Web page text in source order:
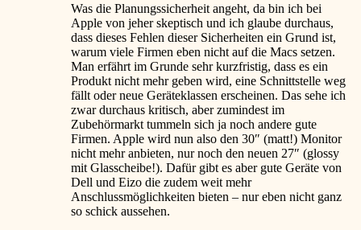
Was die Planungssicherheit angeht, da bin ich bei
Apple von jeher skeptisch und ich glaube durchaus,
dass dieses Fehlen dieser Sicherheiten ein Grund ist,
warum viele Firmen eben nicht auf die Macs setzen.
Man erfährt im Grunde sehr kurzfristig, dass es ein
Produkt nicht mehr geben wird, eine Schnittstelle weg
fällt oder neue Geräteklassen erscheinen. Das sehe ich
zwar durchaus kritisch, aber zumindest im
Zubehörmarkt tummeln sich ja noch andere gute
Firmen. Apple wird nun also den 30″ (matt!) Monitor
nicht mehr anbieten, nur noch den neuen 27″ (glossy
mit Glasscheibe!). Dafür gibt es aber gute Geräte von
Dell und Eizo die zudem weit mehr
Anschlussmöglichkeiten bieten – nur eben nicht ganz
so schick aussehen.